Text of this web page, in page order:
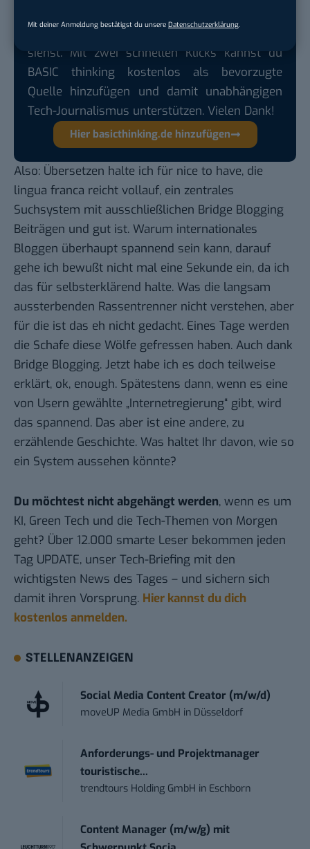
Mit deiner Anmeldung bestätigst du unsere Datenschutzerklärung.
welche Quellen du in der Suche häufiger
siehst. Mit zwei schnellen Klicks kannst du
BASIC thinking kostenlos als bevorzugte
Quelle hinzufügen und damit unabhängigen
Tech-Journalismus unterstützen. Vielen Dank!
Hier basicthinking.de hinzufügen
Also: Übersetzen halte ich für nice to have, die
lingua franca reicht vollauf, ein zentrales
Suchsystem mit ausschließlichen Bridge Blogging
Beiträgen und gut ist. Warum internationales
Bloggen überhaupt spannend sein kann, darauf
gehe ich bewußt nicht mal eine Sekunde ein, da ich
das für selbsterklärend halte. Was die langsam
aussterbenden Rassentrenner nicht verstehen, aber
für die ist das eh nicht gedacht. Eines Tage werden
die Schafe diese Wölfe gefressen haben. Auch dank
Bridge Blogging. Jetzt habe ich es doch teilweise
erklärt, ok, enough. Spätestens dann, wenn es eine
von Usern gewählte „Internetregierung“ gibt, wird
das spannend. Das aber ist eine andere, zu
erzählende Geschichte. Was haltet Ihr davon, wie so
ein System aussehen könnte?
Du möchtest nicht abgehängt werden, wenn es um
KI, Green Tech und die Tech-Themen von Morgen
geht? Über 12.000 smarte Leser bekommen jeden
Tag UPDATE, unser Tech-Briefing mit den
wichtigsten News des Tages – und sichern sich
damit ihren Vorsprung. Hier kannst du dich
kostenlos anmelden.
STELLENANZEIGEN
Social Media Content Creator (m/w/d)
moveUP Media GmbH in Düsseldorf
Anforderungs- und Projektmanager
touristische...
trendtours Holding GmbH in Eschborn
Content Manager (m/w/g) mit